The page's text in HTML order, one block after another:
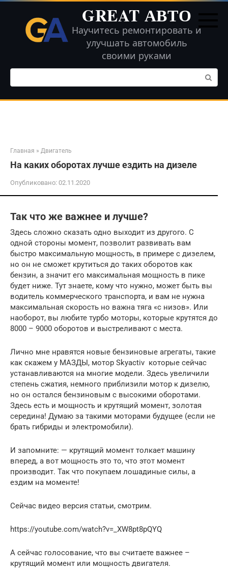
Перейти
контенту
GREAT АВТО
Научитесь ремонтировать и
улучшать автомобиль
своими руками
Поиск:
Главная » Двигатель
На каких оборотах лучше ездить на дизеле
Опубликовано: 02.11.2020
Так что же важнее и лучше?
Здесь сложно сказать одно выходит из другого. С
одной стороны момент, позволит развивать вам
быстро максимальную мощность, в примере с дизелем,
но он не сможет крутиться до таких оборотов как
бензин, а значит его максимальная мощность в пике
будет ниже. Тут знаете, кому что нужно, может быть вы
водитель коммерческого транспорта, и вам не нужна
максимальная скорость но важна тяга «с низов». Или
наоборот, вы любите турбо моторы, которые крутятся до
8000 – 9000 оборотов и выстреливают с места.
Лично мне нравятся новые бензиновые агрегаты, такие
как скажем у МАЗДЫ, мотор Skyactiv которые сейчас
устанавливаются на многие модели. Здесь увеличили
степень сжатия, немного приблизили мотор к дизелю,
но он остался бензиновым с высокими оборотами.
Здесь есть и мощность и крутящий момент, золотая
середина! Думаю за такими моторами будущее (если не
брать гибриды и электромобили).
И запомните: — крутящий момент толкает машину
вперед, а вот мощность это то, что этот момент
производит. Так что покупаем лошадиные силы, а
ездим на моменте!
Сейчас видео версия статьи, смотрим.
https://youtube.com/watch?v=_XW8pt8pQYQ
А сейчас голосование, что вы считаете важнее –
крутящий момент или мощность двигателя.